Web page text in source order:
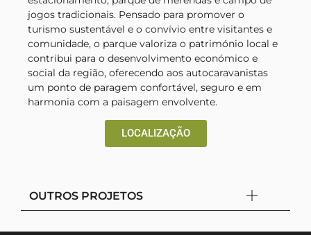
jogos tradicionais. Pensado para promover o
turismo sustentável e o convívio entre visitantes e
comunidade, o parque valoriza o património local e
contribui para o desenvolvimento económico e
social da região, oferecendo aos autocaravanistas
um ponto de paragem confortável, seguro e em
harmonia com a paisagem envolvente.
LOCALIZAÇÃO
OUTROS PROJETOS